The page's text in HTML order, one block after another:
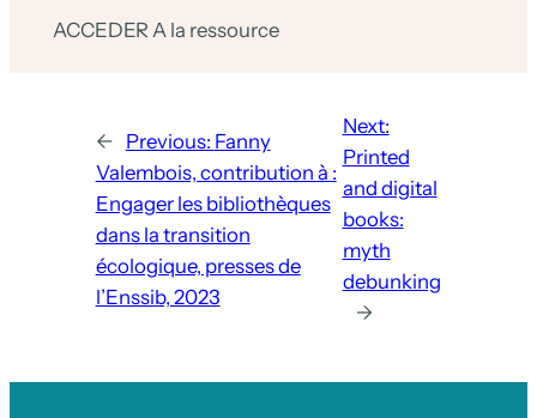
ACCEDER A la ressource
← Previous: Fanny
Valembois, contribution à :
Engager les bibliothèques
dans la transition
écologique, presses de
l’Enssib, 2023
Next:
Printed
and digital
books:
myth
debunking
→